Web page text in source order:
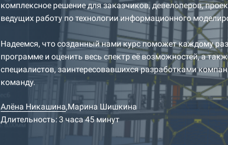
комплексное решение для заказчиков, девелоперов,
ведущих работу по технологии информационного
Надеемся, что созданный нами курс поможет каждому
программе и оценить весь спектр её возможностей, а
специалистов, заинтересовавшихся разработками
команду.
Алёна Никашина,Марина Шишкина
Длительность: 3 часа 45 минут